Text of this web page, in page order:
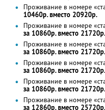
Проживание в номере
10460р. вместо 20920р.
Проживание в номере
за 10860р. вместо 21720р.
Проживание в номере
за 10860р. вместо 21720р.
Проживание в номере
за 10860р. вместо 21720р.
Проживание в номере
за 10860р. вместо 21720р.
Проживание в номере
за 12860р. вместо 25720р.